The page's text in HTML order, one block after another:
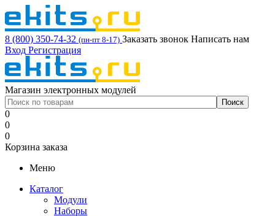
8 (800) 350-74-32 (пн-пт 8-17) Заказать звонок Написать нам
Вход Регистрация
Магазин электронных модулей
0
0
0
Корзина заказа
Меню
Каталог
Модули
Наборы